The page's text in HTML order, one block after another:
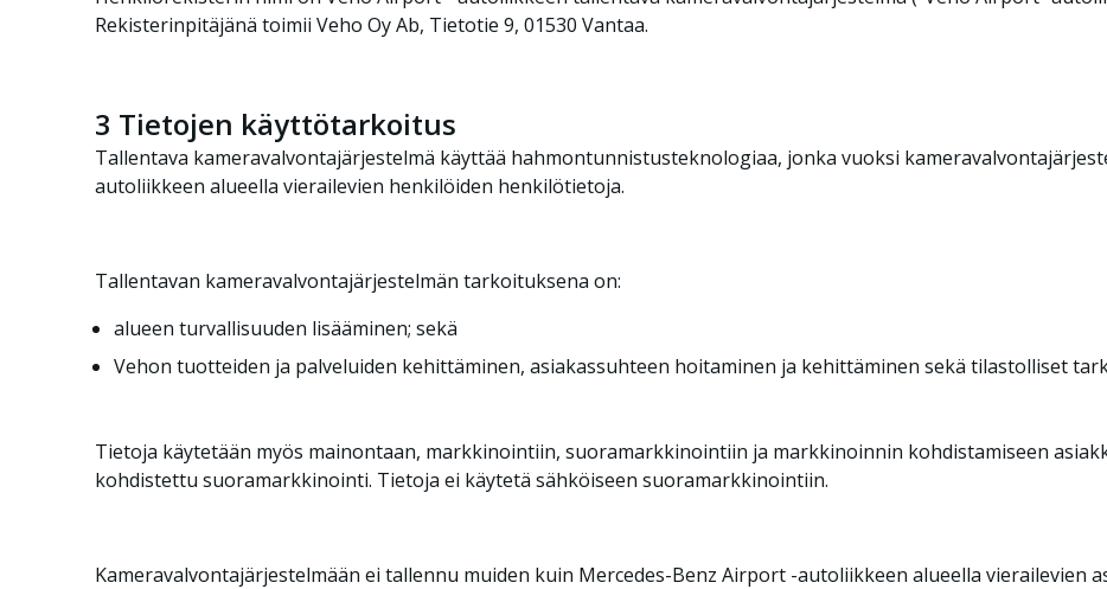
Rekisterinpitäjänä toimii Veho Oy Ab, Tietotie 9, 01530 Vantaa.
3 Tietojen käyttötarkoitus
Tallentava kameravalvontajärjestelmä käyttää hahmontunnistusteknologiaa, jonka vuoksi
autoliikkeen alueella vierailevien henkilöiden henkilötietoja.
Tallentavan kameravalvontajärjestelmän tarkoituksena on:
alueen turvallisuuden lisääminen; sekä
Vehon tuotteiden ja palveluiden kehittäminen, asiakassuhteen hoitaminen ja kehittäminen sekä tilastolliset
Tietoja käytetään myös mainontaan, markkinointiin, suoramarkkinointiin ja markkinoinnin kohdistamiseen
kohdistettu suoramarkkinointi. Tietoja ei käytetä sähköiseen suoramarkkinointiin.
Kameravalvontajärjestelmään ei tallennu muiden kuin Mercedes-Benz Airport -autoliikkeen alueella vierailevien